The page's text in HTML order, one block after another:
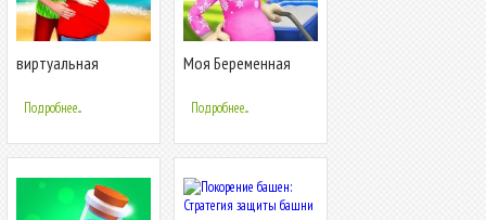
виртуальная
семейный симулятор
Подробнее...
Моя Беременная
Эмма
Подробнее...